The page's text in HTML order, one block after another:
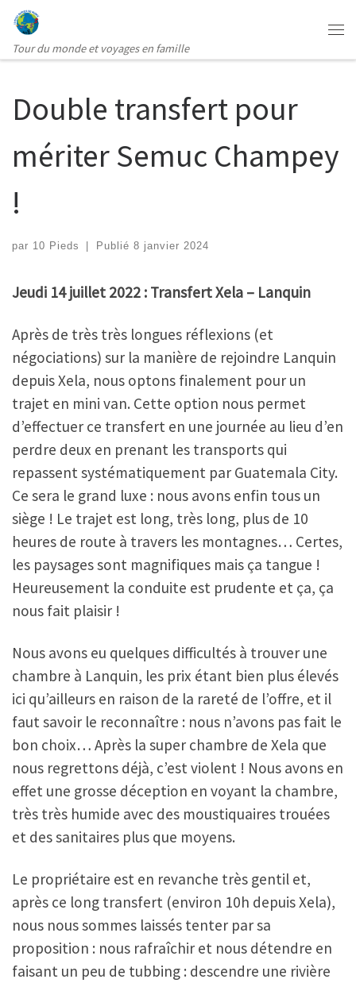
Passer au contenu
Tour du monde et voyages en famille
Double transfert pour
mériter Semuc Champey
!
par 10 Pieds | Publié 8 janvier 2024
Jeudi 14 juillet 2022 : Transfert Xela – Lanquin
Après de très très longues réflexions (et
négociations) sur la manière de rejoindre Lanquin
depuis Xela, nous optons finalement pour un
trajet en mini van. Cette option nous permet
d’effectuer ce transfert en une journée au lieu d’en
perdre deux en prenant les transports qui
repassent systématiquement par Guatemala City.
Ce sera le grand luxe : nous avons enfin tous un
siège ! Le trajet est long, très long, plus de 10
heures de route à travers les montagnes… Certes,
les paysages sont magnifiques mais ça tangue !
Heureusement la conduite est prudente et ça, ça
nous fait plaisir !
Nous avons eu quelques difficultés à trouver une
chambre à Lanquin, les prix étant bien plus élevés
ici qu’ailleurs en raison de la rareté de l’offre, et il
faut savoir le reconnaître : nous n’avons pas fait le
bon choix… Après la super chambre de Xela que
nous regrettons déjà, c’est violent ! Nous avons en
effet une grosse déception en voyant la chambre,
très très humide avec des moustiquaires trouées
et des sanitaires plus que moyens.
Le propriétaire est en revanche très gentil et,
après ce long transfert (environ 10h depuis Xela),
nous nous sommes laissés tenter par sa
proposition : nous rafraîchir et nous détendre en
faisant un peu de tubbing : descendre une rivière